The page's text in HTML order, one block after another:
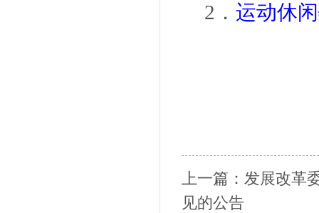
2． 运动休
上一篇： 发展改革
见的公告